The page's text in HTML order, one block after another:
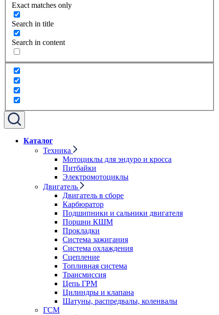
Exact matches only
Search in title
Search in content
Каталог
Техника
Мотоциклы для эндуро и кросса
Питбайки
Электромотоциклы
Двигатель
Двигатель в сборе
Карбюратор
Подшипники и сальники двигателя
Поршни КШМ
Прокладки
Система зажигания
Система охлаждения
Сцепление
Топливная система
Трансмиссия
Цепь ГРМ
Цилиндры и клапана
Шатуны, распредвалы, коленвалы
ГСМ